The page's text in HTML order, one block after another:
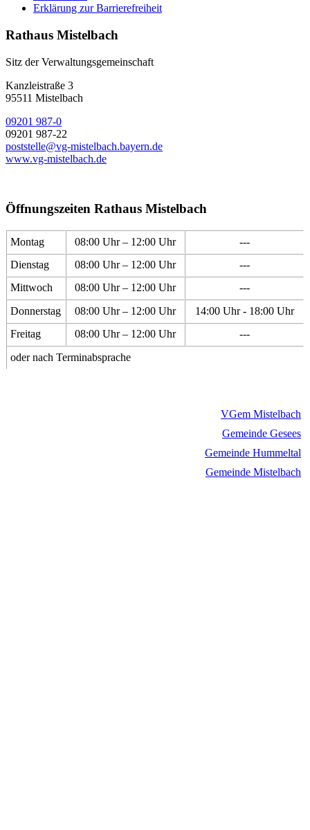
Erklärung zur Barrierefreiheit
Rathaus Mistelbach
Sitz der Verwaltungsgemeinschaft
Kanzleistraße 3
95511 Mistelbach
09201 987-0
09201 987-22
poststelle@vg-mistelbach.bayern.de
www.vg-mistelbach.de
Öffnungszeiten Rathaus Mistelbach
Montag 08:00 Uhr – 12:00 Uhr
---
Dienstag
08:00 Uhr – 12:00 Uhr
---
Mittwoch
08:00 Uhr – 12:00 Uhr
---
Donnerstag
08:00 Uhr – 12:00 Uhr
14:00 Uhr - 18:00 Uhr
Freitag
08:00 Uhr – 12:00 Uhr
---
oder nach Terminabsprache
VGem Mistelbach
Gemeinde Gesees
Gemeinde Hummeltal
Gemeinde Mistelbach